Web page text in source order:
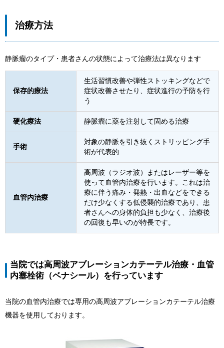
治療方法
静脈瘤のタイプ・患者さんの状態によって治療法は異なります
保存的療法
生活習慣改善や弾性ストッキングなどで
症状改善させたり、症状進行の予防を行
う
硬化療法 静脈瘤に薬を注射して固める治療
手術
対象の静脈を引き抜くストリッピング手
術が代表的
血管内治療
高周波（ラジオ波）またはレーザー等を
使って血管内治療を行います。これは治
療に伴う痛み・発熱・出血などをできる
だけ少なくする低侵襲的治療であり、患
者さんへの身体的負担も少なく、治療後
の回復も早いのが特長です。
当院では高周波アブレーションカテーテル治療・血管
内塞栓術（ベナシール）を行っています
当院の血管内治療では専用の高周波アブレーションカテーテル治療
機器を使用しております。